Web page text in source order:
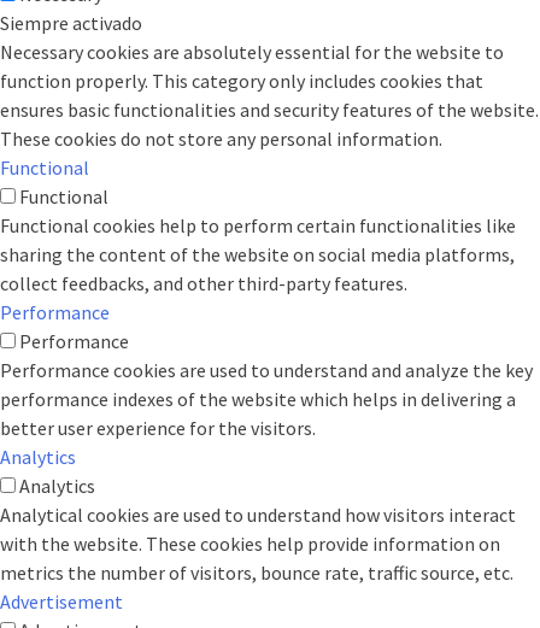
Siempre activado
Necessary cookies are absolutely essential for the website to
function properly. This category only includes cookies that
ensures basic functionalities and security features of the website.
These cookies do not store any personal information.
Functional
Functional
Functional cookies help to perform certain functionalities like
sharing the content of the website on social media platforms,
collect feedbacks, and other third-party features.
Performance
Performance
Performance cookies are used to understand and analyze the key
performance indexes of the website which helps in delivering a
better user experience for the visitors.
Analytics
Analytics
Analytical cookies are used to understand how visitors interact
with the website. These cookies help provide information on
metrics the number of visitors, bounce rate, traffic source, etc.
Advertisement